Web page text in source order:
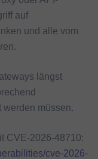
auf
und alle vom
längst
werden müssen.
CVE-2026-48710:
cve-2026-